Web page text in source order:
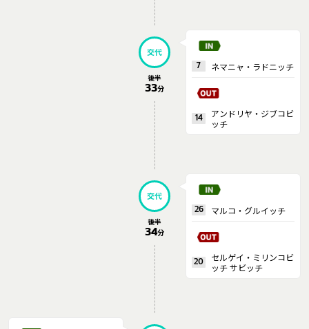
交代
後半
33分
7 ネマニャ・ラドニッチ
14
アンドリヤ・ジブコビ
ッチ
交代
後半
34分
26 マルコ・グルイッチ
20
セルゲイ・ミリンコビ
ッチ サビッチ